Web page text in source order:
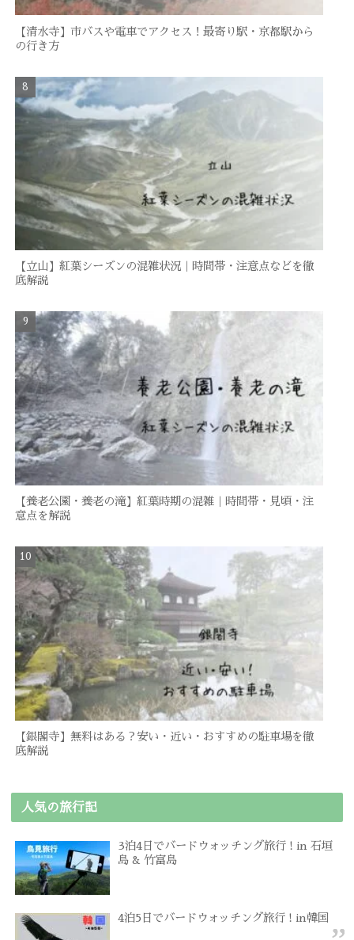
【清水寺】市バスや電車でアクセス！最寄り駅・京都駅から
の行き方
【立山】紅葉シーズンの混雑状況｜時間帯・注意点などを徹
底解説
【養老公園・養老の滝】紅葉時期の混雑｜時間帯・見頃・注
意点を解説
【銀閣寺】無料はある？安い・近い・おすすめの駐車場を徹
底解説
人気の旅行記
3泊4日でバードウォッチング旅行 ! in 石垣
島 & 竹富島
4泊5日でバードウォッチング旅行 ! in韓国